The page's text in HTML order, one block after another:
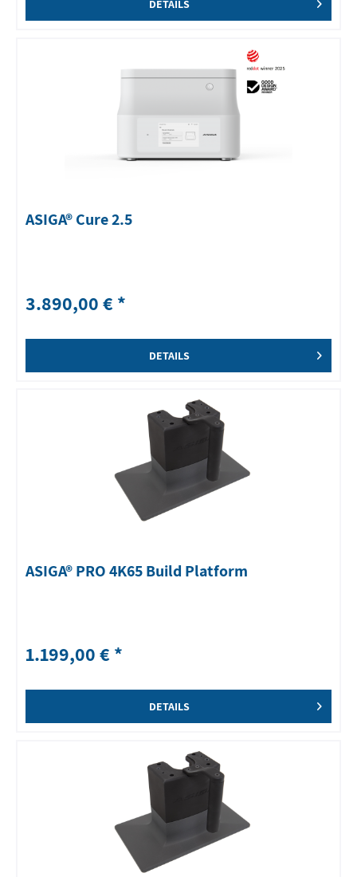
DETAILS
ASIGA® Cure 2.5
3.890,00 € *
DETAILS
ASIGA® PRO 4K65 Build Platform
1.199,00 € *
DETAILS